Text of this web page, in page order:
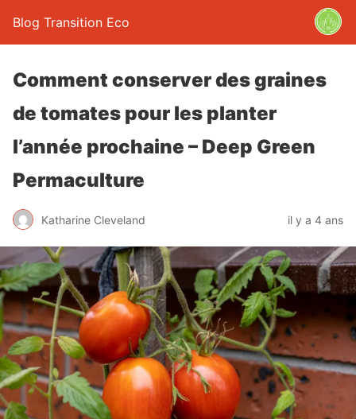
Blog Transition Eco
Comment conserver des graines
de tomates pour les planter
l’année prochaine – Deep Green
Permaculture
Katharine Cleveland il y a 4 ans